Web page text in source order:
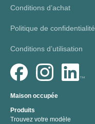
Conditions d’achat
Politique de confidentialité
Conditions d’utilisation
Maison occupée
Produits
Trouvez votre modèle